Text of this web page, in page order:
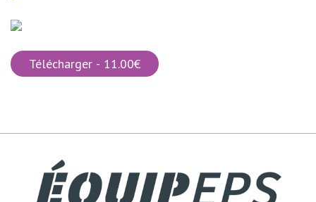
Télécharger - 11.00€